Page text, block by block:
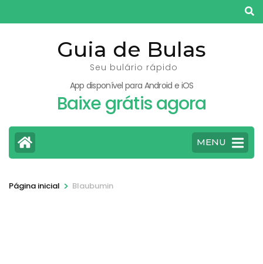
para
Guia de Bulas
Seu bulário rápido
App disponível para Android e iOS
Baixe grátis agora
MENU
Página inicial > Blaubumin